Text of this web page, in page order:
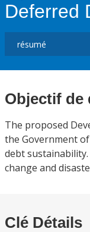
Deferred
Objectif de
The proposed
the Government
debt
change and
Clé Détails